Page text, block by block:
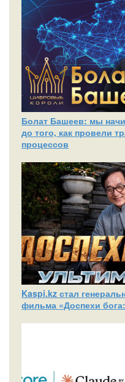
Болат Башеев: мы
до того, как провели
процессов
Kaspi.kz стал
фильма «Доспехи